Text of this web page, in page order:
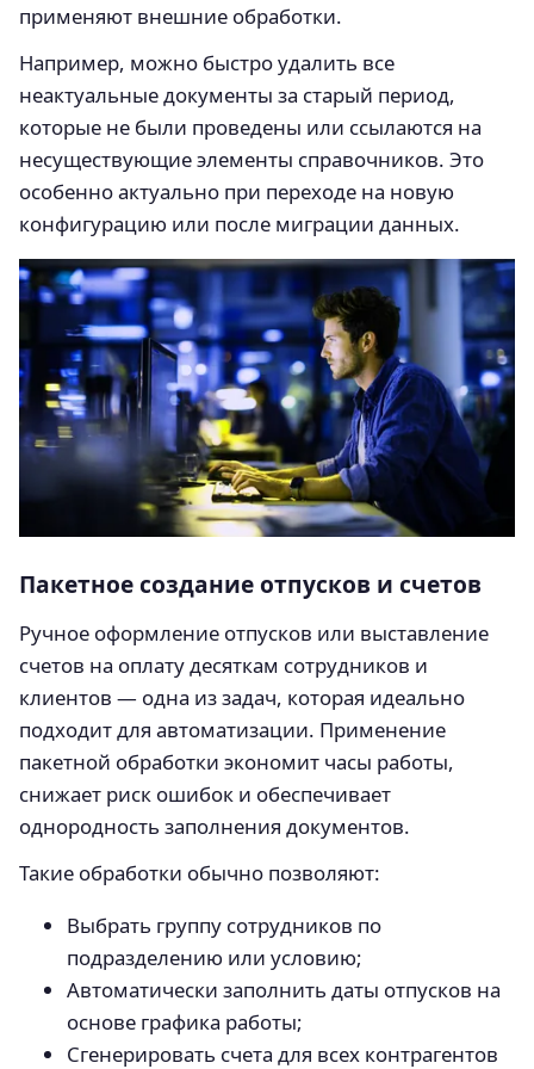
применяют внешние обработки.
Например, можно быстро удалить все
неактуальные документы за старый период,
которые не были проведены или ссылаются на
несуществующие элементы справочников. Это
особенно актуально при переходе на новую
конфигурацию или после миграции данных.
Пакетное создание отпусков и счетов
Ручное оформление отпусков или выставление
счетов на оплату десяткам сотрудников и
клиентов — одна из задач, которая идеально
подходит для автоматизации. Применение
пакетной обработки экономит часы работы,
снижает риск ошибок и обеспечивает
однородность заполнения документов.
Такие обработки обычно позволяют:
Выбрать группу сотрудников по
подразделению или условию;
Автоматически заполнить даты отпусков на
основе графика работы;
Сгенерировать счета для всех контрагентов